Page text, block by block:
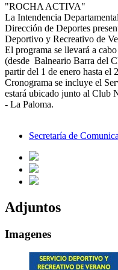
"ROCHA ACTIVA"
La Intendencia
Dirección de Deportes
Deportivo y Recreativo de
El programa se llevará a
(desde Balneario Barra del
partir del 1 de enero hasta el
Cronograma se incluye el
estará ubicado junto al Club
- La Paloma.
Secretaría de
Adjuntos
Imagenes